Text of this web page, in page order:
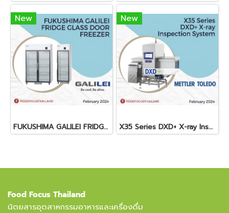
New
FUKUSHIMA GALILEI FRIDGE GLASS DOOR FREEZER
New
X35 Series DXD+ X-ray Inspection System
Food Focus Thailand
นิตยสารอุตสาหกรรมอาหารและเครื่องดื่ม